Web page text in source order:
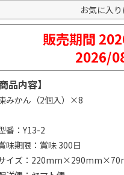
お気に入
販売期間
2026/
商品内容】
みかん（2個入）×8
番：Y13-2
味期限：賞味 300日
イズ：